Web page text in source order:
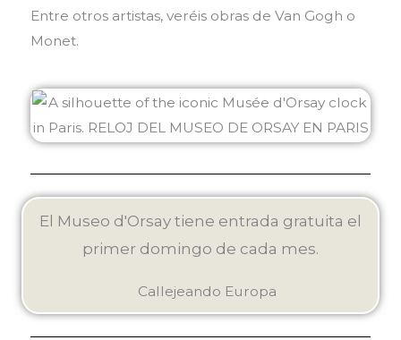
Entre otros artistas, veréis obras de Van Gogh o
Monet.
El Museo d'Orsay tiene entrada gratuita el
primer domingo de cada mes.
Callejeando Europa